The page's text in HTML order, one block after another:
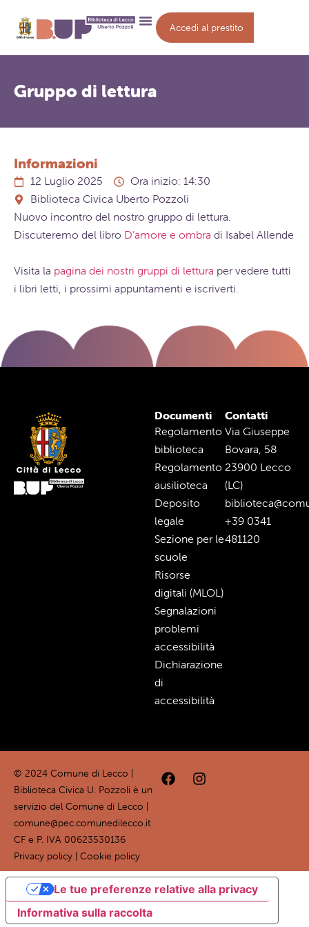
Accedi al prestito
Gruppo di lettura
Informazioni
12 Luglio 2025
Ora inizio: 14:30
Biblioteca Civica Uberto Pozzoli
Nuovo incontro del nostro gruppo di lettura.
Discuteremo del libro D’amore e ombra di Isabel Allende
Visita la pagina dei nostri gruppi di lettura per vedere tutti
i libri letti, i prossimi appuntamenti e iscriverti.
Documenti
Regolamento
biblioteca
Regolamento
ausilioteca
Deposito
legale
Sezione per le
scuole
Risorse
digitali (MLOL)
Segnalazioni
problemi
accessibilità
Dichiarazione
di
accessibilità
Contatti
Via Giuseppe
Bovara, 58
23900 Lecco
(LC)
+39 0341
481120
© 2024 Comune di Lecco |
Biblioteca Civica U. Pozzoli è un
servizio del Comune di Lecco |
comune@pec.comunedilecco.it
CF e P. IVA 00623530136
Privacy policy
Cookie policy
Informativa sulla raccolta
Le tue preferenze relative alla privacy